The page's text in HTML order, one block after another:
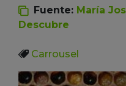
Fuente: María
Descubre
Carrousel